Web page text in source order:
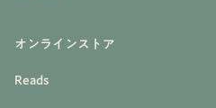
オンラインストア
Reads